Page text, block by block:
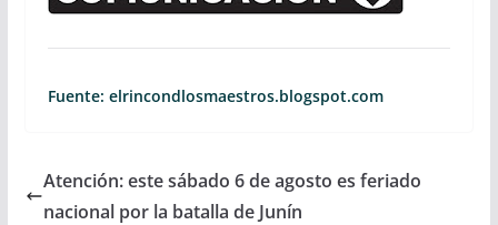
Fuente: elrincondlosmaestros.blogspot.com
Atención: este sábado 6 de agosto es feriado
nacional por la batalla de Junín